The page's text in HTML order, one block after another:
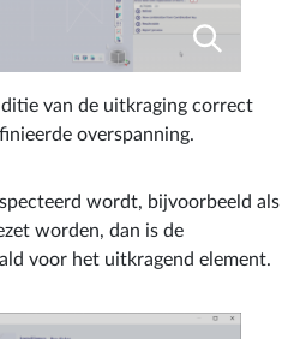
van de uitkraging correct
overspanning.
wordt, bijvoorbeeld als
worden, dan is de
voor het uitkragend element.